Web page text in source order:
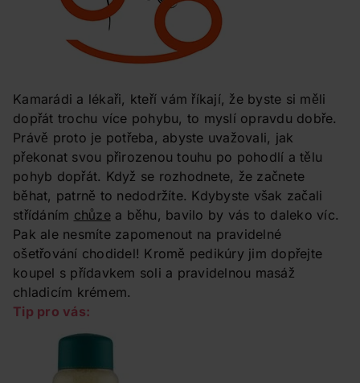
Kamarádi a lékaři, kteří vám říkají, že byste si měli
dopřát trochu více pohybu, to myslí opravdu dobře.
Právě proto je potřeba, abyste uvažovali, jak
překonat svou přirozenou touhu po pohodlí a tělu
pohyb dopřát. Když se rozhodnete, že začnete
běhat, patrně to nedodržíte. Kdybyste však začali
střídáním chůzea běhu, bavilo by vás to daleko víc.
Pak ale nesmíte zapomenout na pravidelné
ošetřování chodidel! Kromě pedikúry jim dopřejte
koupel s přídavkem soli a pravidelnou masáž
chladicím krémem.
Tip pro vás: